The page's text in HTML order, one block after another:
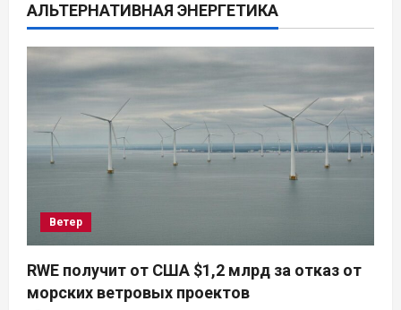
и
я
п
о
п
и
АЛЬТЕРНАТИВНАЯ ЭНЕРГЕТИКА
Ветер
RWE получит от США $1,2 млрд за отказ от
морских ветровых проектов